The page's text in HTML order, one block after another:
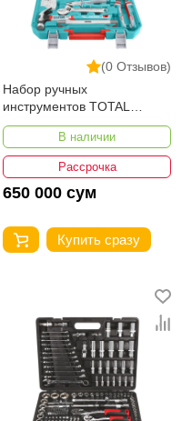
(0 Отзывов)
Набор ручных
инструментов TOTAL
THKTHP21686
В наличии
Рассрочка
650 000 сум
Купить сразу